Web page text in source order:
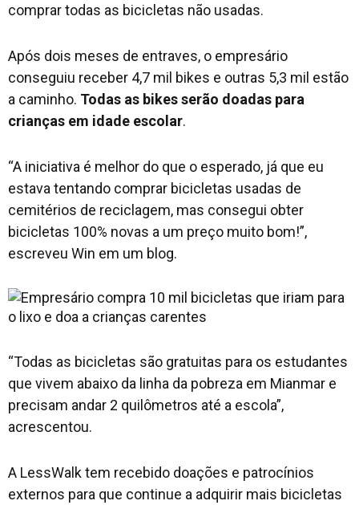
comprar todas as bicicletas não usadas.
Após dois meses de entraves, o empresário
conseguiu receber 4,7 mil bikes e outras 5,3 mil estão
a caminho. Todas as bikes serão doadas para
crianças em idade escolar.
“A iniciativa é melhor do que o esperado, já que eu
estava tentando comprar bicicletas usadas de
cemitérios de reciclagem, mas consegui obter
bicicletas 100% novas a um preço muito bom!”,
escreveu Win em um blog.
“Todas as bicicletas são gratuitas para os estudantes
que vivem abaixo da linha da pobreza em Mianmar e
precisam andar 2 quilômetros até a escola”,
acrescentou.
A LessWalk tem recebido doações e patrocínios
externos para que continue a adquirir mais bicicletas